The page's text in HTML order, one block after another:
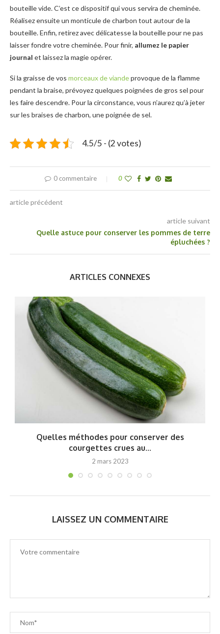
bouteille vide. C’est ce dispositif qui vous servira de cheminée.
Réalisez ensuite un monticule de charbon tout autour de la
bouteille. Enfin, retirez avec délicatesse la bouteille pour ne pas
laisser fondre votre cheminée. Pour finir, allumez le papier
journal et laissez la magie opérer.
Si la graisse de vos morceaux de viandeprovoque de la flamme
pendant la braise, prévoyez quelques poignées de gros sel pour
les faire descendre. Pour la circonstance, vous n’aurez qu’à jeter
sur les braises de charbon, une poignée de sel.
4.5/5 - (2 votes)
0 commentaire 0
article précédent
article suivant
Quelle astuce pour conserver les pommes de terre
épluchées ?
ARTICLES CONNEXES
Quelles méthodes pour conserver des
courgettes crues au...
2 mars 2023
LAISSEZ UN COMMENTAIRE